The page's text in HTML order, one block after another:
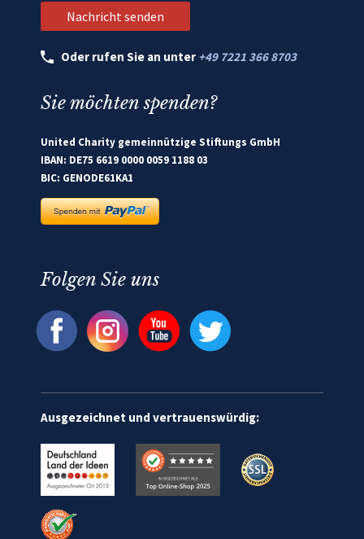
Oder rufen Sie an unter +49 7221 366 8703
Sie möchten spenden?
United Charity gemeinnützige Stiftungs GmbH
IBAN: DE75 6619 0000 0059 1188 03
BIC: GENODE61KA1
Folgen Sie uns
Ausgezeichnet und vertrauenswürdig: